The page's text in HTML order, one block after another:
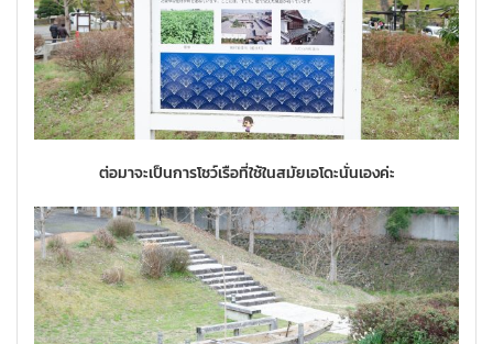
ต่อมาจะเป็นการโชว์เรือที่ใช้ในสมัยเอโดะนั่นเองค่ะ